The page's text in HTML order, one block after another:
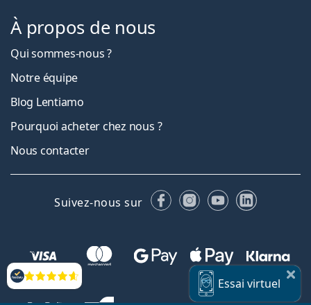
Évaluation Essai virtuel
À propos de nous
Qui sommes-nous ?
Notre équipe
Blog Lentiamo
Pourquoi acheter chez nous ?
Nous contacter
Suivez-nous sur FacebookInstagram
YouTubeLinkedIn